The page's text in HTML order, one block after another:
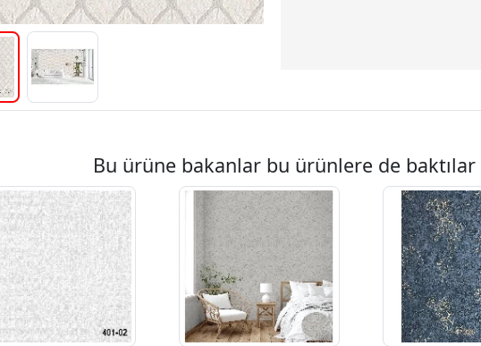
Bu ürüne bakanlar bu ürünlere de baktılar